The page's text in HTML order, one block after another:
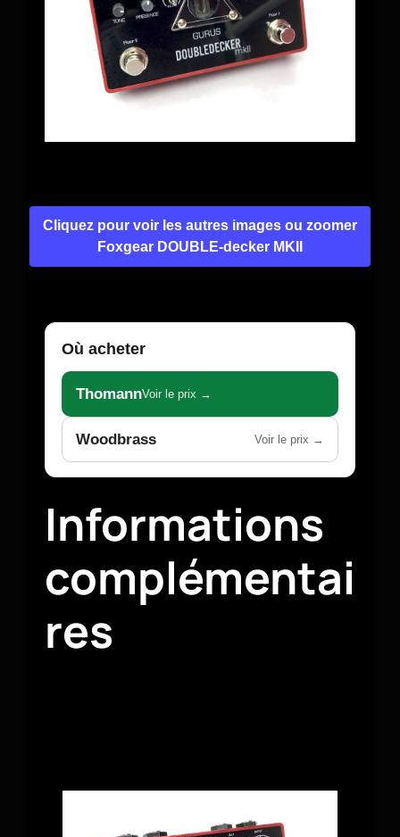
Cliquez pour voir les autres images ou zoomer
Foxgear DOUBLE-decker MKII
Où acheter
ThomannVoir le prix →
Woodbrass Voir le prix →
Informations
complémentai
res